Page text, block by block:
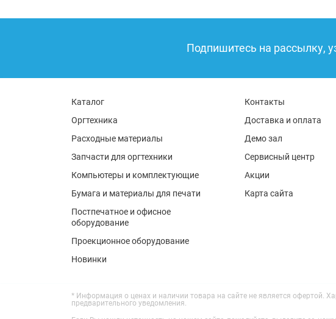
Подпишитесь на рассылку,
Каталог
Оргтехника
Расходные материалы
Запчасти для оргтехники
Компьютеры и комплектующие
Бумага и материалы для печати
Постпечатное и офисное
оборудование
Проекционное оборудование
Новинки
Контакты
Доставка и оплата
Демо зал
Сервисный центр
Акции
Карта сайта
* Информация о ценах и наличии товара на сайте не является офертой.
предварительного уведомления.